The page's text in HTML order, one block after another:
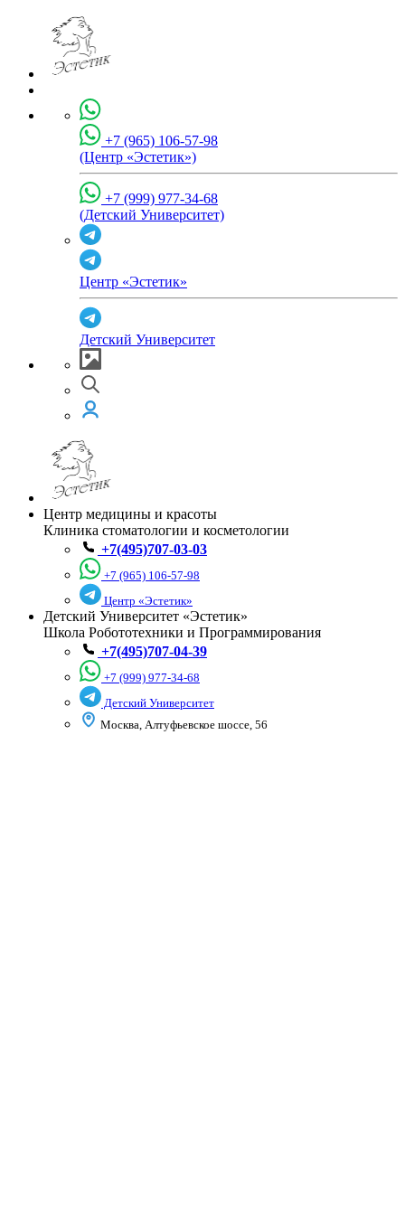
+7 (965) 106-57-98
(Центр «Эстетик»)
+7 (999) 977-34-68
(Детский Университет)
Центр «Эстетик»
Детский Университет
Центр медицины и красоты
Клиника стоматологии и косметологии
+7(495)707-03-03
+7 (965) 106-57-98
Центр «Эстетик»
Детский Университет «Эстетик»
Школа Робототехники и Программирования
+7(495)707-04-39
+7 (999) 977-34-68
Детский Университет
Москва, Алтуфьевское шоссе, 56